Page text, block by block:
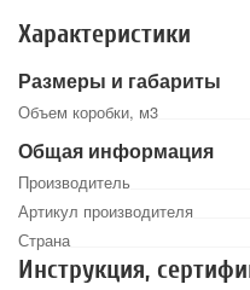
Характеристики
Размеры и габариты
Объем коробки, м3
Общая информация
Производитель
Артикул производителя
Страна
Инструкция,